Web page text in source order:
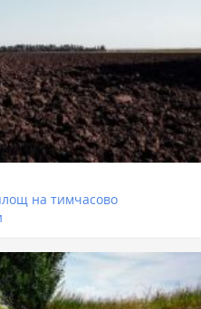
на тимчасово